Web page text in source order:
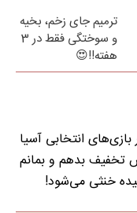
ترمیم جای زخم، بخیه
و سوختگی فقط در 3
هفته!!😍
انتخابی آسیا
تخفیف بدهم و بمانم
خنثی می‌شود!